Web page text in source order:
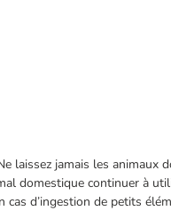
laissez jamais les animaux
domestique continuer à
d’ingestion de petits